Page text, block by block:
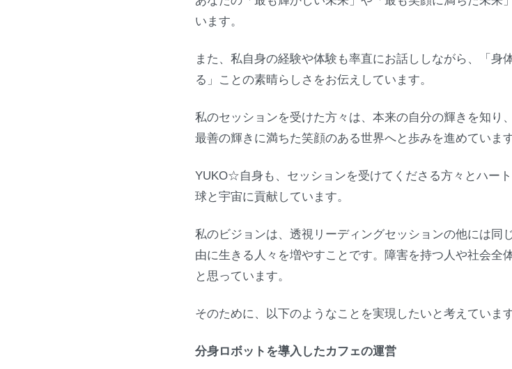
います。
また、私自身の経験や体験も率直にお話ししながら、「身
る」ことの素晴らしさをお伝えしています。
私のセッションを受けた方々は、本来の自分の輝きを知り
最善の輝きに満ちた笑顔のある世界へと歩みを進めています
YUKO☆自身も、セッションを受けてくださる方々とハー
球と宇宙に貢献しています。
私のビジョンは、透視リーディングセッションの他には同
由に生きる人々を増やすことです。障害を持つ人や社会全
と思っています。
そのために、以下のようなことを実現したいと考えています
分身ロボットを導入したカフェの運営